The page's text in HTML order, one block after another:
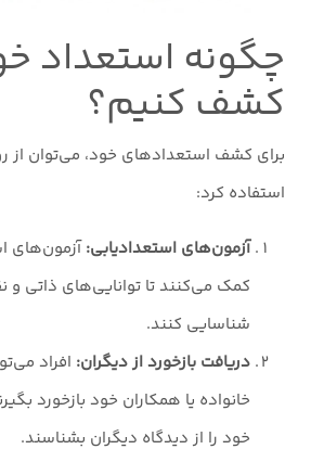
چگونه استعداد
کشف کنیم؟
برای کشف استعدادهای خود، می‌توان
استفاده کرد:
آزمون‌های استعدادیابی:آزمون‌های
کمک می‌کنند تا توانایی‌های ذاتی و
شناسایی کنند.
دریافت بازخورد از دیگران: افراد
خانواده یا همکاران خود بازخورد
خود را از دیدگاه دیگران بشناسند.